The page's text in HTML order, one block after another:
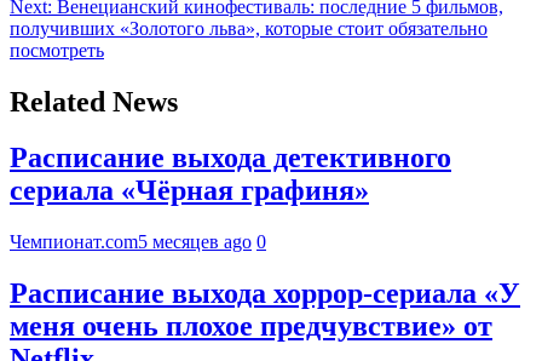
Next: Венецианский кинофестиваль: последние 5 фильмов,
получивших «Золотого льва», которые стоит обязательно
посмотреть
Related News
Расписание выхода детективного
сериала «Чёрная графиня»
Чемпионат.com5 месяцев ago 0
Расписание выхода хоррор-сериала «У
меня очень плохое предчувствие» от